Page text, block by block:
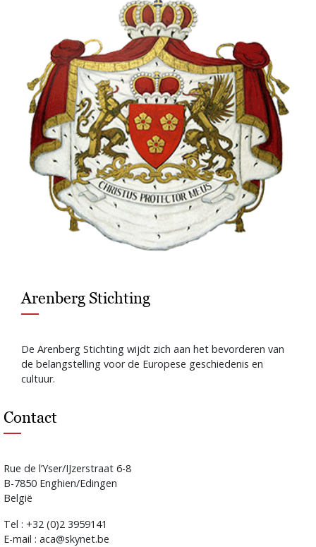
Arenberg Stichting
De Arenberg Stichting wijdt zich aan het bevorderen van
de belangstelling voor de Europese geschiedenis en
cultuur.
Contact
Rue de l’Yser/IJzerstraat 6-8
B-7850 Enghien/Edingen
België
Tel : +32 (0)2 3959141
E-mail : aca@skynet.be